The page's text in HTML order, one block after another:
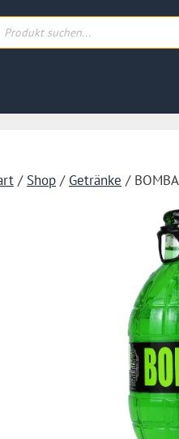
search
/ Shop / Getränke /